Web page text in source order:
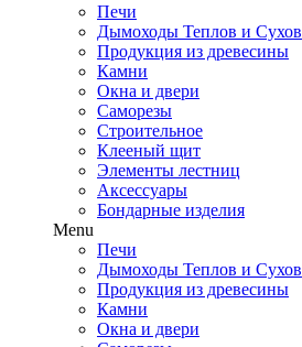
Печи
Дымоходы Теплов и Сухов
Продукция из древесины
Камни
Окна и двери
Саморезы
Строительное
Клееный щит
Элементы лестниц
Аксессуары
Бондарные изделия
Menu
Печи
Дымоходы Теплов и Сухов
Продукция из древесины
Камни
Окна и двери